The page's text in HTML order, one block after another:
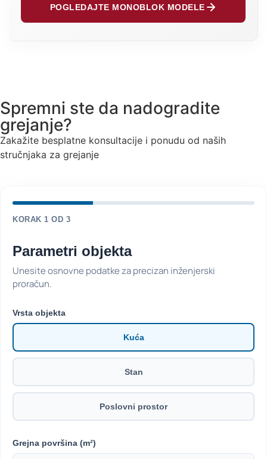
POGLEDAJTE MONOBLOK MODELE
Spremni ste da nadogradite
grejanje?
Zakažite besplatne konsultacije i ponudu od naših
stručnjaka za grejanje
KORAK 1 OD 3
Parametri objekta
Unesite osnovne podatke za precizan inženjerski
proračun.
Vrsta objekta
Kuća
Stan
Poslovni prostor
Grejna površina (m²)